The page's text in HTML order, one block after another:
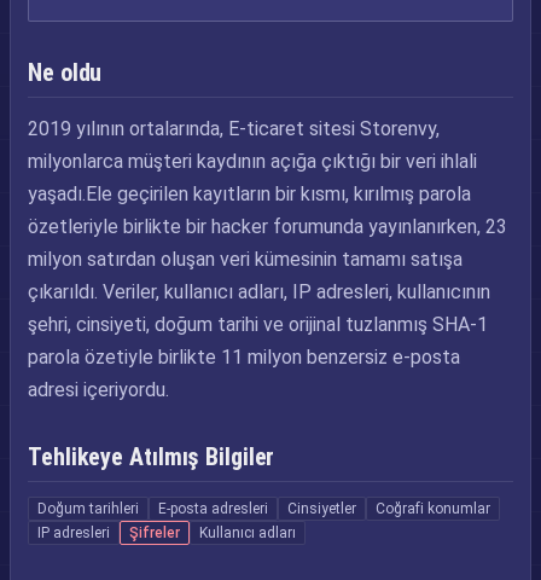
Ne oldu
2019 yılının ortalarında, E-ticaret sitesi Storenvy,
milyonlarca müşteri kaydının açığa çıktığı bir veri ihlali
yaşadı.Ele geçirilen kayıtların bir kısmı, kırılmış parola
özetleriyle birlikte bir hacker forumunda yayınlanırken, 23
milyon satırdan oluşan veri kümesinin tamamı satışa
çıkarıldı. Veriler, kullanıcı adları, IP adresleri, kullanıcının
şehri, cinsiyeti, doğum tarihi ve orijinal tuzlanmış SHA-1
parola özetiyle birlikte 11 milyon benzersiz e-posta
adresi içeriyordu.
Tehlikeye Atılmış Bilgiler
Doğum tarihleri E-posta adresleri Cinsiyetler
Coğrafi konumlar
IP adresleri
Şifreler Kullanıcı adları